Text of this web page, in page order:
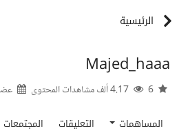
الرئيسية
Majed_haaa
المساهمات التعليقات المجتمعات